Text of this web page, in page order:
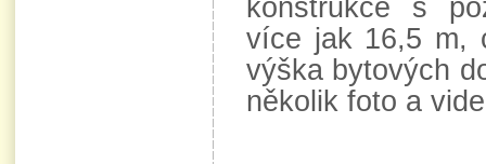
konstrukce s
více jak 16,5 m,
výška bytových
několik foto a